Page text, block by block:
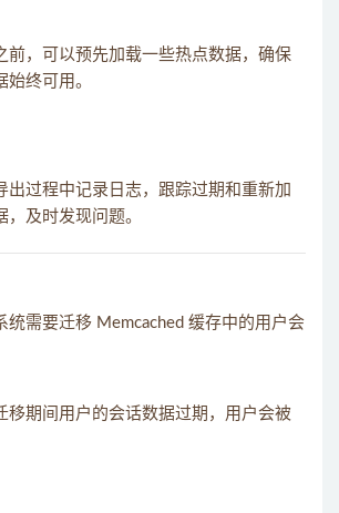
前，可以预先加载一些热点数据，确保
始终可用。
出过程中记录日志，跟踪过期和重新加
，及时发现问题。
统需要迁移 Memcached 缓存中的用户会
移期间用户的会话数据过期，用户会被